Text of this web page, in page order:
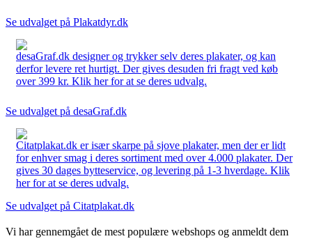
Se udvalget på Plakatdyr.dk
desaGraf.dk designer og trykker selv deres plakater, og kan
derfor levere ret hurtigt. Der gives desuden fri fragt ved køb
over 399 kr. Klik her for at se deres udvalg.
Se udvalget på desaGraf.dk
Citatplakat.dk er især skarpe på sjove plakater, men der er lidt
for enhver smag i deres sortiment med over 4.000 plakater. Der
gives 30 dages bytteservice, og levering på 1-3 hverdage. Klik
her for at se deres udvalg.
Se udvalget på Citatplakat.dk
Vi har gennemgået de mest populære webshops og anmeldt dem